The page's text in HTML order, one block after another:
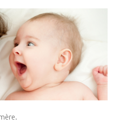
Méningée
d’Inhibition (Jones)
points